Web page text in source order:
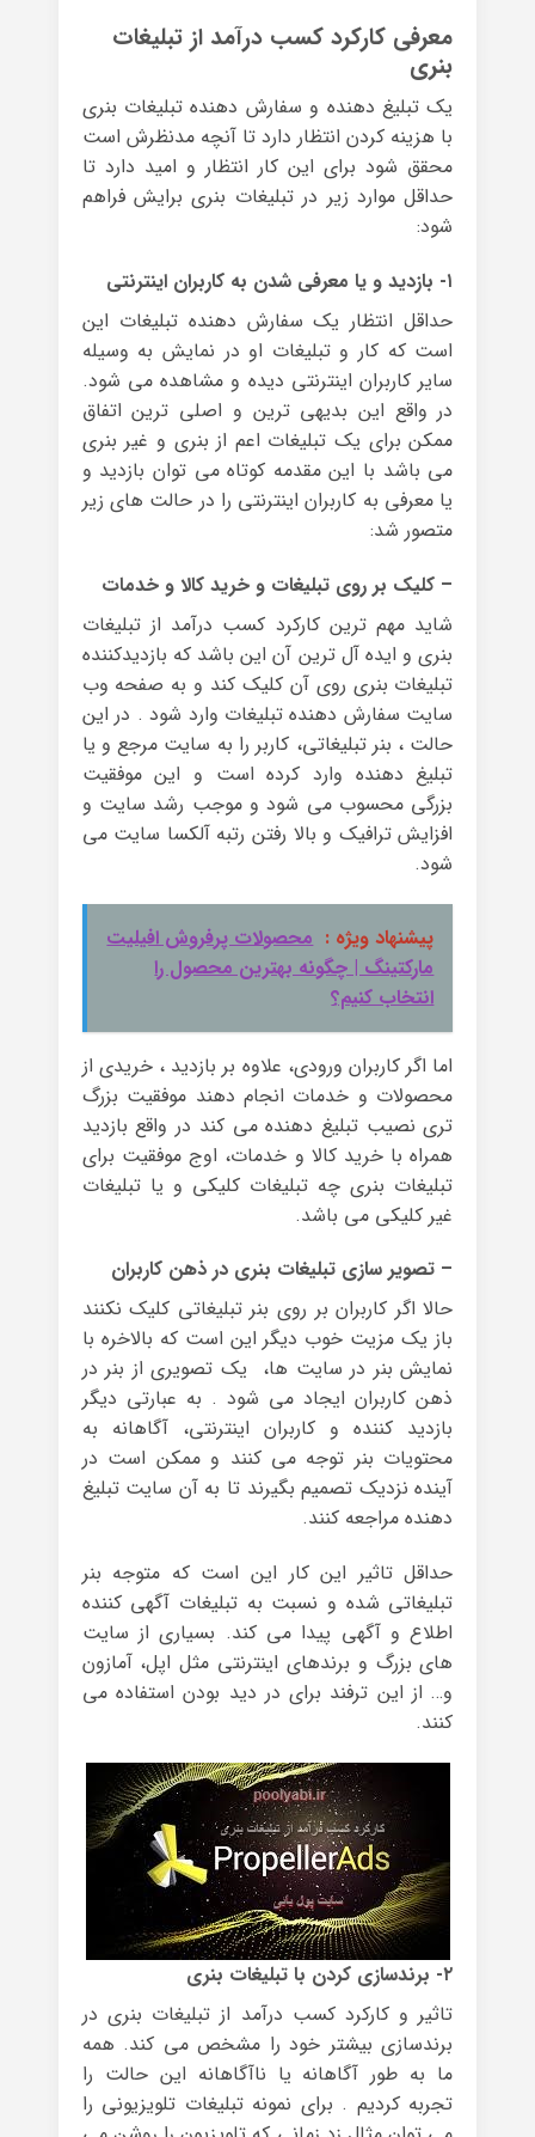
معرفی کارکرد کسب درآمد از تبلیغات
بنری
یک تبلیغ دهنده و سفارش دهنده تبلیغات بنری
با هزینه کردن انتظار دارد تا آنچه مدنظرش است
محقق شود برای این کار انتظار و امید دارد تا
حداقل موارد زیر در تبلیغات بنری برایش فراهم
شود:
۱- بازدید و یا معرفی شدن به کاربران اینترنتی
حداقل انتظار یک سفارش دهنده تبلیغات این
است که کار و تبلیغات او در نمایش به وسیله
سایر کاربران اینترنتی دیده و مشاهده می شود.
در واقع این بدیهی ترین و اصلی ترین اتفاق
ممکن برای یک تبلیغات اعم از بنری و غیر بنری
می باشد با این مقدمه کوتاه می توان بازدید و
یا معرفی به کاربران اینترنتی را در حالت های زیر
متصور شد:
– کلیک بر روی تبلیغات و خرید کالا و خدمات
شاید مهم ترین کارکرد کسب درآمد از تبلیغات
بنری و ایده آل ترین آن این باشد که بازدیدکننده
تبلیغات بنری روی آن کلیک کند و به صفحه وب
سایت سفارش دهنده تبلیغات وارد شود . در این
حالت ، بنر تبلیغاتی، کاربر را به سایت مرجع و یا
تبلیغ دهنده وارد کرده است و این موفقیت
بزرگی محسوب می شود و موجب رشد سایت و
افزایش ترافیک و بالا رفتن رتبه آلکسا سایت می
شود.
پیشنهاد ویژه : محصولات پرفروش افیلیت
مارکتینگ | چگونه بهترین محصول را
انتخاب کنیم؟
اما اگر کاربران ورودی، علاوه بر بازدید ، خریدی از
محصولات و خدمات انجام دهند موفقیت بزرگ
تری نصیب تبلیغ دهنده می کند در واقع بازدید
همراه با خرید کالا و خدمات، اوج موفقیت برای
تبلیغات بنری چه تبلیغات کلیکی و یا تبلیغات
غیر کلیکی می باشد.
– تصویر سازی تبلیغات بنری در ذهن کاربران
حالا اگر کاربران بر روی بنر تبلیغاتی کلیک نکنند
باز یک مزیت خوب دیگر این است که بالاخره با
نمایش بنر در سایت ها، یک تصویری از بنر در
ذهن کاربران ایجاد می شود . به عبارتی دیگر
بازدید کننده و کاربران اینترنتی، آگاهانه به
محتویات بنر توجه می کنند و ممکن است در
آینده نزدیک تصمیم بگیرند تا به آن سایت تبلیغ
دهنده مراجعه کنند.
حداقل تاثیر این کار این است که متوجه بنر
تبلیغاتی شده و نسبت به تبلیغات آگهی کننده
اطلاع و آگهی پیدا می کند. بسیاری از سایت
های بزرگ و برندهای اینترنتی مثل اپل، آمازون
و… از این ترفند برای در دید بودن استفاده می
کنند.
۲- برندسازی کردن با تبلیغات بنری
تاثیر و کارکرد کسب درآمد از تبلیغات بنری در
برندسازی بیشتر خود را مشخص می کند. همه
ما به طور آگاهانه یا ناآگاهانه این حالت را
تجربه کردیم . برای نمونه تبلیغات تلویزیونی را